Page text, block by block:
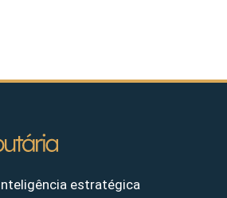
estratégica